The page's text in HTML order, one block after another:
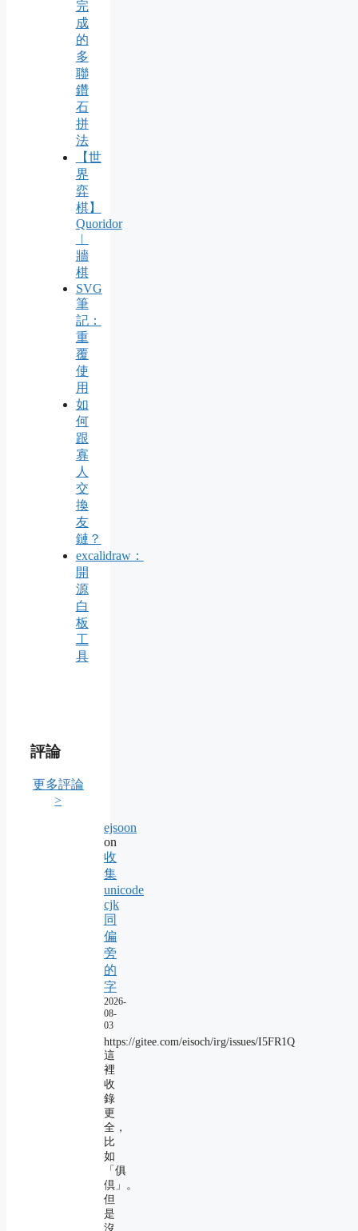
完
成
的
多
聯
鑽
石
拼
法
【世
界
弈
棋】
Quoridor
︱
牆
棋
SVG
筆
記：
重
覆
使
用
如
何
跟
寡
人
交
換
友
鏈？
excalidraw：
開
源
白
板
工
具
評論
更多評論
>
ejsoon
on
收
集
unicode
cjk
同
偏
旁
的
字
2026-
08-
03
https://gitee.com/eisoch/irg/issues/I5FR1Q
這
裡
收
錄
更
全，
比
如
「俱
倶」。
但
是
沒